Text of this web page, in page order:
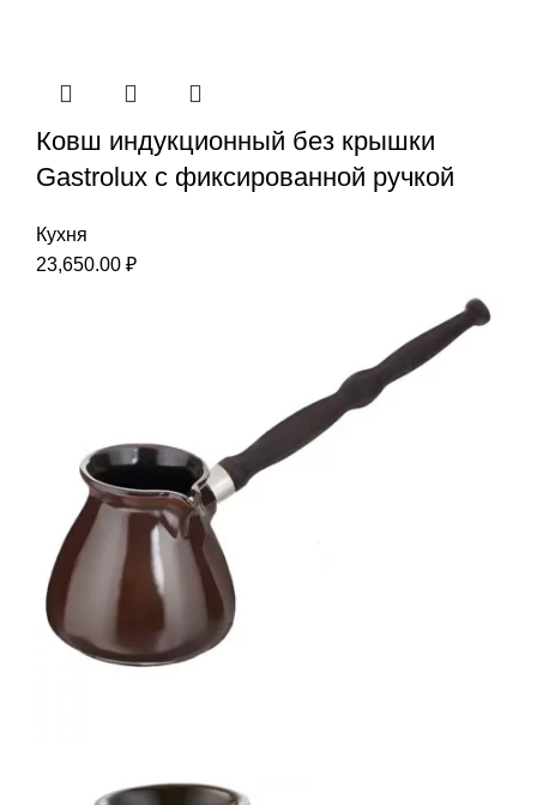
Ковш индукционный без крышки
Gastrolux с фиксированной ручкой
Кухня
23,650.00 ₽